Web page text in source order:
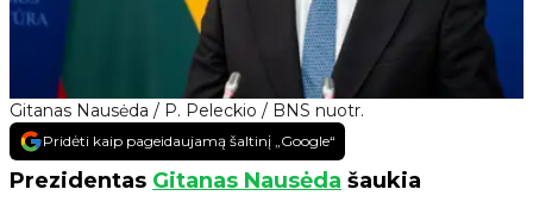
Gitanas Nausėda / P. Peleckio / BNS nuotr.
Pridėti kaip pageidaujamą šaltinį „Google“
Prezidentas Gitanas Nausėda šaukia